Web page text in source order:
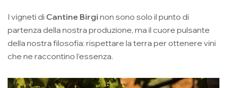
I vigneti di Cantine Birgi non sono solo il punto di
partenza della nostra produzione, ma il cuore pulsante
della nostra filosofia: rispettare la terra per ottenere vini
che ne raccontino l’essenza.